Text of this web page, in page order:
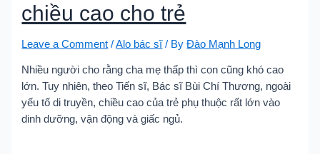
chiều cao cho trẻ
Leave a Comment /Alo bác sĩ/ ByĐào Mạnh Long
Nhiều người cho rằng cha mẹ thấp thì con cũng khó cao
lớn. Tuy nhiên, theo Tiến sĩ, Bác sĩ Bùi Chí Thương, ngoài
yếu tố di truyền, chiều cao của trẻ phụ thuộc rất lớn vào
dinh dưỡng, vận động và giấc ngủ.